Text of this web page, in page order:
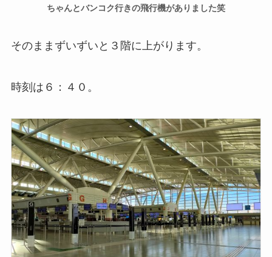
ちゃんとバンコク行きの飛行機がありました笑
そのままずいずいと３階に上がります。
時刻は６：４０。